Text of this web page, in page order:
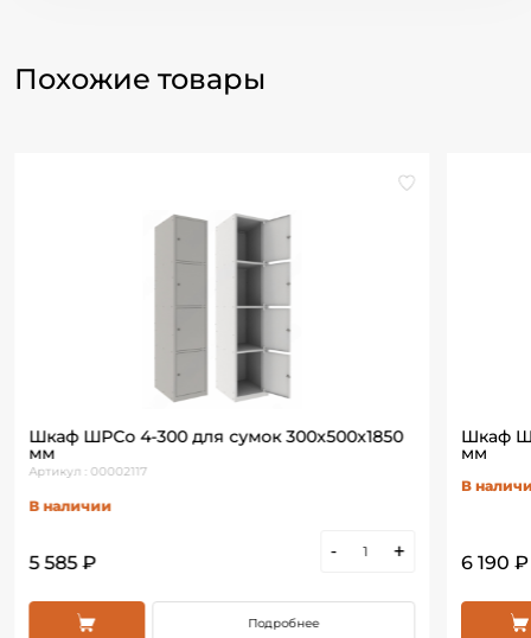
Похожие товары
Шкаф ШРСо 4-300 для сумок 300х500х1850
мм
Артикул : 00002117
В наличии
5 585 ₽
- +
Подробнее
Шкаф
мм
В
6 190 ₽